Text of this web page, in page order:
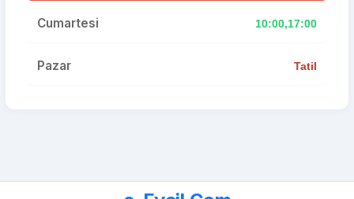
Cumartesi 10:00,17:00
Pazar Tatil